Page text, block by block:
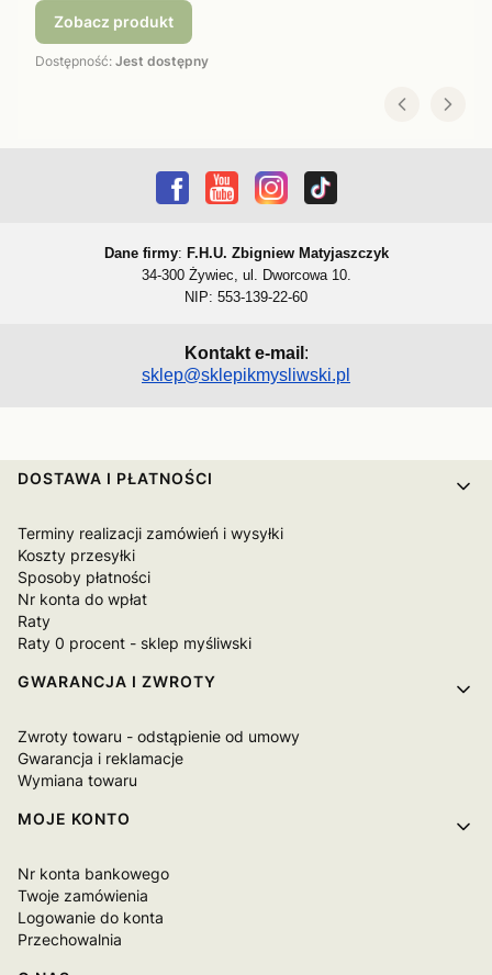
Zobacz produkt
Dostępność: Jest dostępny
Dane firmy: F.H.U. Zbigniew Matyjaszczyk
34-300 Żywiec, ul. Dworcowa 10.
NIP: 553-139-22-60
Kontakt e-mail :
sklep@sklepikmysliwski.pl
Linki w stopce
DOSTAWA I PŁATNOŚCI
Terminy realizacji zamówień i wysyłki
Koszty przesyłki
Sposoby płatności
Nr konta do wpłat
Raty
Raty 0 procent - sklep myśliwski
GWARANCJA I ZWROTY
Zwroty towaru - odstąpienie od umowy
Gwarancja i reklamacje
Wymiana towaru
MOJE KONTO
Nr konta bankowego
Twoje zamówienia
Logowanie do konta
Przechowalnia